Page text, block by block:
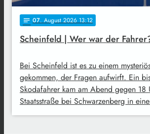
notes 07. August 2026 13:12
Scheinfeld | Wer war der
Bei Scheinfeld ist es zu einem
gekommen, der Fragen aufwirft. Ein
Skodafahrer kam am Abend gegen 18
Staatsstraße bei Schwarzenberg in